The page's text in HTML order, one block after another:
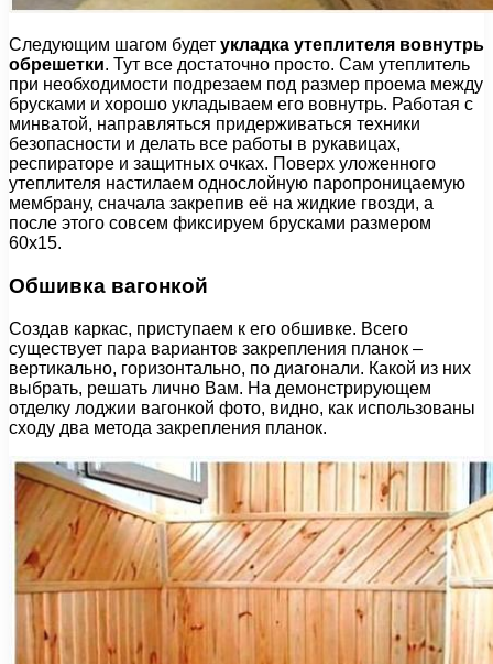
Следующим шагом будет укладка утеплителя вовнутрь
обрешетки. Тут все достаточно просто. Сам утеплитель
при необходимости подрезаем под размер проема между
брусками и хорошо укладываем его вовнутрь. Работая с
минватой, направляться придерживаться техники
безопасности и делать все работы в рукавицах,
респираторе и защитных очках. Поверх уложенного
утеплителя настилаем однослойную паропроницаемую
мембрану, сначала закрепив её на жидкие гвозди, а
после этого совсем фиксируем брусками размером
60х15.
Обшивка вагонкой
Создав каркас, приступаем к его обшивке. Всего
существует пара вариантов закрепления планок –
вертикально, горизонтально, по диагонали. Какой из них
выбрать, решать лично Вам. На демонстрирующем
отделку лоджии вагонкой фото, видно, как использованы
сходу два метода закрепления планок.